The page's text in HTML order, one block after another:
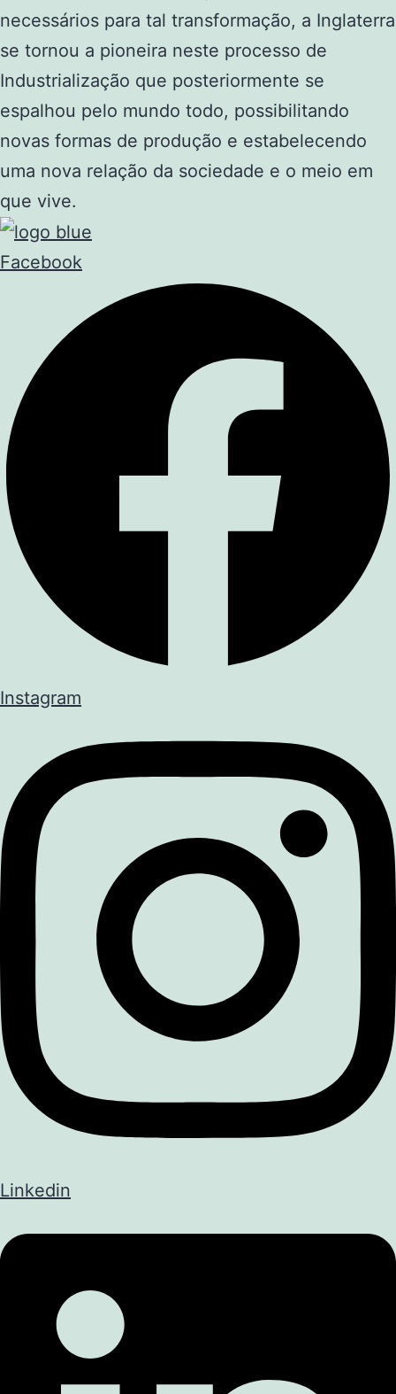
necessários para tal transformação, a Inglaterra
se tornou a pioneira neste processo de
Industrialização que posteriormente se
espalhou pelo mundo todo, possibilitando
novas formas de produção e estabelecendo
uma nova relação da sociedade e o meio em
que vive.
Facebook
Instagram
Linkedin